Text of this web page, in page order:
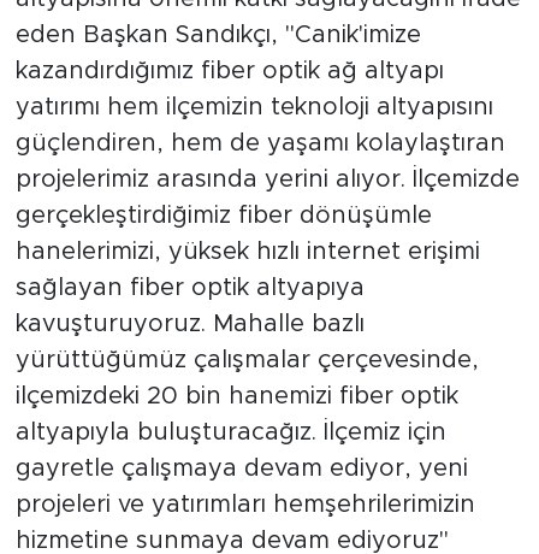
eden Başkan Sandıkçı, "Canik'imize
kazandırdığımız fiber optik ağ altyapı
yatırımı hem ilçemizin teknoloji altyapısını
güçlendiren, hem de yaşamı kolaylaştıran
projelerimiz arasında yerini alıyor. İlçemizde
gerçekleştirdiğimiz fiber dönüşümle
hanelerimizi, yüksek hızlı internet erişimi
sağlayan fiber optik altyapıya
kavuşturuyoruz. Mahalle bazlı
yürüttüğümüz çalışmalar çerçevesinde,
ilçemizdeki 20 bin hanemizi fiber optik
altyapıyla buluşturacağız. İlçemiz için
gayretle çalışmaya devam ediyor, yeni
projeleri ve yatırımları hemşehrilerimizin
hizmetine sunmaya devam ediyoruz"